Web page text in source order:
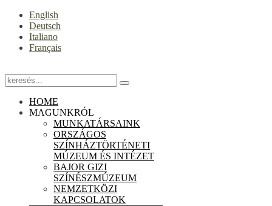
English
Deutsch
Italiano
Français
HOME
MAGUNKRÓL
MUNKATÁRSAINK
ORSZÁGOS
SZÍNHÁZTÖRTÉNETI
MÚZEUM ÉS INTÉZET
BAJOR GIZI
SZÍNÉSZMÚZEUM
NEMZETKÖZI
KAPCSOLATOK